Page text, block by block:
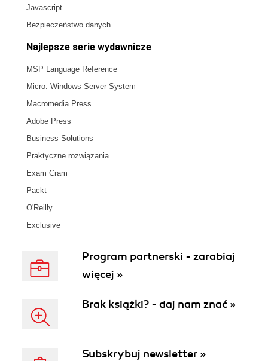
Javascript
Bezpieczeństwo danych
Najlepsze serie wydawnicze
MSP Language Reference
Micro. Windows Server System
Macromedia Press
Adobe Press
Business Solutions
Praktyczne rozwiązania
Exam Cram
Packt
O'Reilly
Exclusive
Program partnerski - zarabiaj
więcej »
Brak książki? - daj nam znać »
Subskrybuj newsletter »